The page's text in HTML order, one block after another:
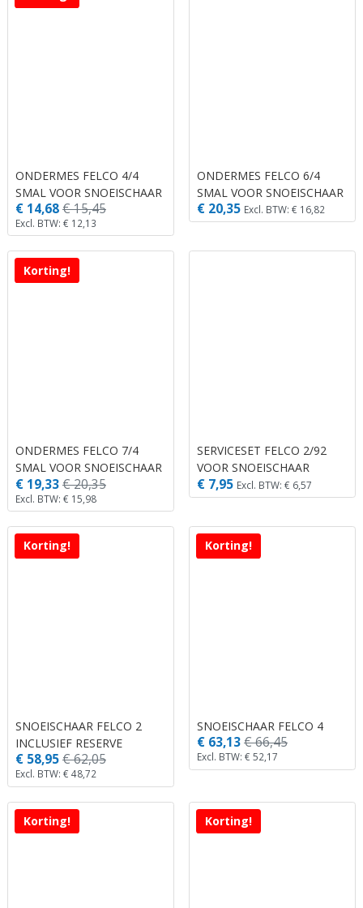
ONDERMES FELCO 4/4
SMAL VOOR SNOEISCHAAR
NO. 4.
€ 14,68€ 15,45
Excl. BTW: € 12,13
ONDERMES FELCO 6/4
SMAL VOOR SNOEISCHAAR
NO. 6 EN 12.
€ 20,35 Excl. BTW: € 16,82
Korting!
ONDERMES FELCO 7/4
SMAL VOOR SNOEISCHAAR
NO. 7 EN 8.
€ 19,33€ 20,35
Excl. BTW: € 15,98
SERVICESET FELCO 2/92
VOOR SNOEISCHAAR
2,6,7,8,11,12,13 EN 19 OP
BLIST
€ 7,95 Excl. BTW: € 6,57
Korting!
SNOEISCHAAR FELCO 2
INCLUSIEF RESERVE
BOVENMES.
€ 58,95€ 62,05
Excl. BTW: € 48,72
Korting!
SNOEISCHAAR FELCO 4
€ 63,13€ 66,45
Excl. BTW: € 52,17
Korting! Korting!